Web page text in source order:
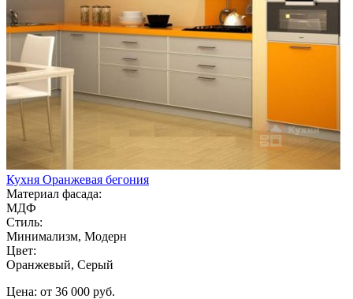
Кухня Оранжевая бегония
Материал фасада:
МДФ
Стиль:
Минимализм, Модерн
Цвет:
Оранжевый, Серый
Цена: от 36 000 руб.